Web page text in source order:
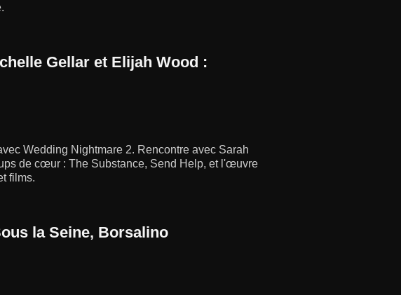
Gellar et Elijah Wood :
Wedding Nightmare 2. Rencontre avec Sarah
de cœur : The Substance, Send Help, et l'œuvre
films.
la Seine, Borsalino